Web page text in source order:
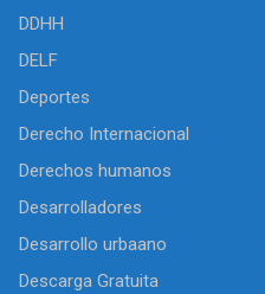
DDHH
DELF
Deportes
Derecho Internacional
Derechos humanos
Desarrolladores
Desarrollo urbaano
Descarga Gratuita